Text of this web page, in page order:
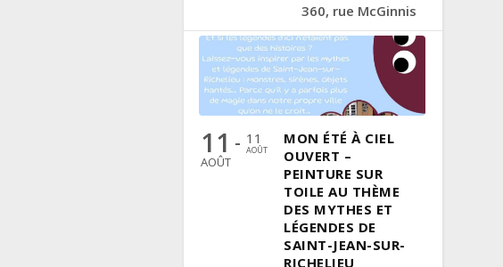
360, rue McGinnis
11
AOÛT
- 11
AOÛT
MON ÉTÉ À CIEL
OUVERT –
PEINTURE SUR
TOILE AU THÈME
DES MYTHES ET
LÉGENDES DE
SAINT-JEAN-SUR-
RICHELIEU